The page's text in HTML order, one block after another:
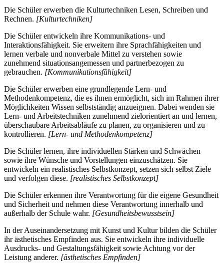
Die Schüler erwerben die Kulturtechniken Lesen, Schreiben und
Rechnen. [Kulturtechniken]
Die Schüler entwickeln ihre Kommunikations- und
Interaktionsfähigkeit. Sie erweitern ihre Sprachfähigkeiten und
lernen verbale und nonverbale Mittel zu verstehen sowie
zunehmend situationsangemessen und partnerbezogen zu
gebrauchen. [Kommunikationsfähigkeit]
Die Schüler erwerben eine grundlegende Lern- und
Methodenkompetenz, die es ihnen ermöglicht, sich im Rahmen ihrer
Möglichkeiten Wissen selbstständig anzueignen. Dabei wenden sie
Lern- und Arbeitstechniken zunehmend zielorientiert an und lernen,
überschaubare Arbeitsabläufe zu planen, zu organisieren und zu
kontrollieren. [Lern- und Methodenkompetenz]
Die Schüler lernen, ihre individuellen Stärken und Schwächen
sowie ihre Wünsche und Vorstellungen einzuschätzen. Sie
entwickeln ein realistisches Selbstkonzept, setzen sich selbst Ziele
und verfolgen diese. [realistisches Selbstkonzept]
Die Schüler erkennen ihre Verantwortung für die eigene Gesundheit
und Sicherheit und nehmen diese Verantwortung innerhalb und
außerhalb der Schule wahr. [Gesundheitsbewusstsein]
In der Auseinandersetzung mit Kunst und Kultur bilden die Schüler
ihr ästhetisches Empfinden aus. Sie entwickeln ihre individuelle
Ausdrucks- und Gestaltungsfähigkeit sowie Achtung vor der
Leistung anderer. [ästhetisches Empfinden]